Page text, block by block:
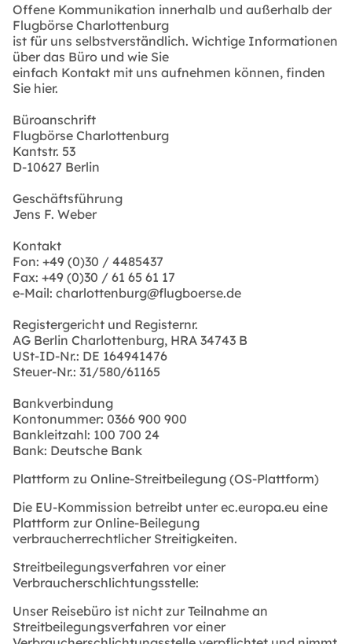
Offene Kommunikation innerhalb und außerhalb der
Flugbörse Charlottenburg
ist für uns selbstverständlich. Wichtige Informationen
über das Büro und wie Sie
einfach Kontakt mit uns aufnehmen können, finden
Sie hier.
Büroanschrift
Flugbörse Charlottenburg
Kantstr. 53
D-10627 Berlin
Geschäftsführung
Jens F. Weber
Kontakt
Fon: +49 (0)30 / 4485437
Fax: +49 (0)30 / 61 65 61 17
e-Mail: charlottenburg@flugboerse.de
Registergericht und Registernr.
AG Berlin Charlottenburg, HRA 34743 B
USt-ID-Nr.: DE 164941476
Steuer-Nr.: 31/580/61165
Bankverbindung
Kontonummer: 0366 900 900
Bankleitzahl: 100 700 24
Bank: Deutsche Bank
Plattform zu Online-Streitbeilegung (OS-Plattform)
Die EU-Kommission betreibt unter ec.europa.eu eine
Plattform zur Online-Beilegung
verbraucherrechtlicher Streitigkeiten.
Streitbeilegungsverfahren vor einer
Verbraucherschlichtungsstelle:
Unser Reisebüro ist nicht zur Teilnahme an
Streitbeilegungsverfahren vor einer